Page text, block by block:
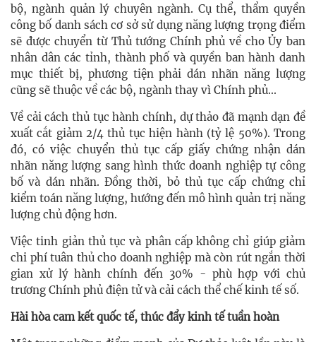
bộ, ngành quản lý chuyên ngành. Cụ thể, thẩm quyền
công bố danh sách cơ sở sử dụng năng lượng trọng điểm
sẽ được chuyển từ Thủ tướng Chính phủ về cho Ủy ban
nhân dân các tỉnh, thành phố và quyền ban hành danh
mục thiết bị, phương tiện phải dán nhãn năng lượng
cũng sẽ thuộc về các bộ, ngành thay vì Chính phủ...
Về cải cách thủ tục hành chính, dự thảo đã mạnh dạn đề
xuất cắt giảm 2/4 thủ tục hiện hành (tỷ lệ 50%). Trong
đó, có việc chuyển thủ tục cấp giấy chứng nhận dán
nhãn năng lượng sang hình thức doanh nghiệp tự công
bố và dán nhãn. Đồng thời, bỏ thủ tục cấp chứng chỉ
kiểm toán năng lượng, hướng đến mô hình quản trị năng
lượng chủ động hơn.
Việc tinh giản thủ tục và phân cấp không chỉ giúp giảm
chi phí tuân thủ cho doanh nghiệp mà còn rút ngắn thời
gian xử lý hành chính đến 30% - phù hợp với chủ
trương Chính phủ điện tử và cải cách thể chế kinh tế số.
Hài hòa cam kết quốc tế, thúc đẩy kinh tế tuần hoàn